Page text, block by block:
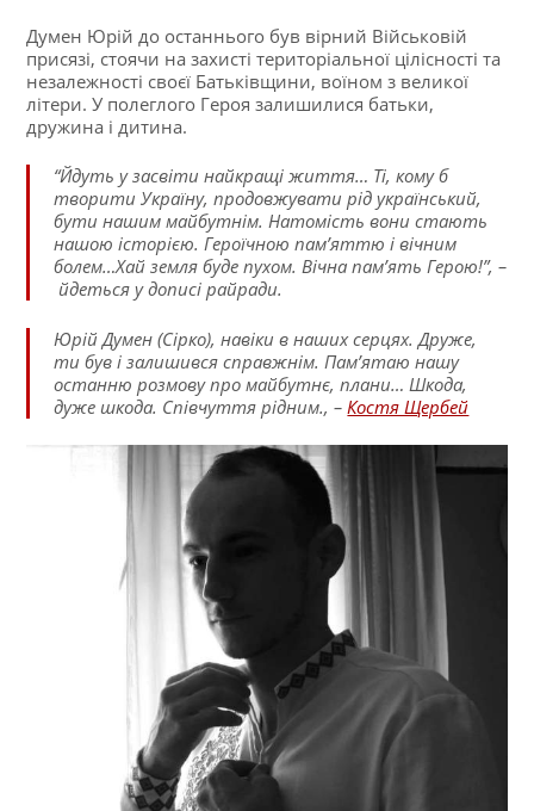
Думен Юрій до останнього був вірний Військовій
присязі, стоячи на захисті територіальної цілісності та
незалежності своєї Батьківщини, воїном з великої
літери. У полеглого Героя залишилися батьки,
дружина і дитина.
“Йдуть у засвіти найкращі життя… Ті, кому б
творити Україну, продовжувати рід український,
бути нашим майбутнім. Натомість вони стають
нашою історією. Героїчною пам’яттю і вічним
болем…Хай земля буде пухом. Вічна пам’ять Герою!”, –
йдеться у дописі райради.
Юрій Думен (Сірко), навіки в наших серцях. Друже,
ти був і залишився справжнім. Пам’ятаю нашу
останню розмову про майбутнє, плани… Шкода,
дуже шкода. Співчуття рідним., – Костя Щербей